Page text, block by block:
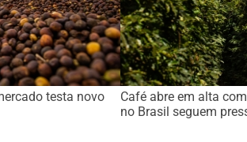
testa novo
Café abre em alta
no Brasil seguem